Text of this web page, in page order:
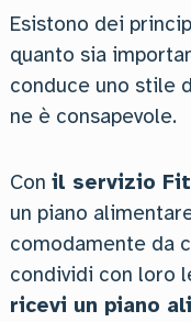
Esistono dei
quanto sia
conduce uno stile
ne è consapevole.
Con il servizio
un piano
comodamente da
condividi con loro
ricevi un piano